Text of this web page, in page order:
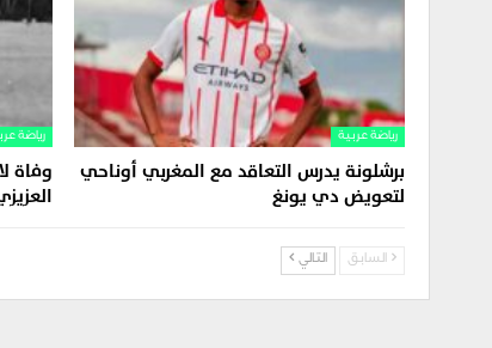
رياضة عربية
برشلونة يدرس التعاقد مع المغربي أوناحي
لتعويض دي يونغ
رياضة
وفاة
السابق التالي